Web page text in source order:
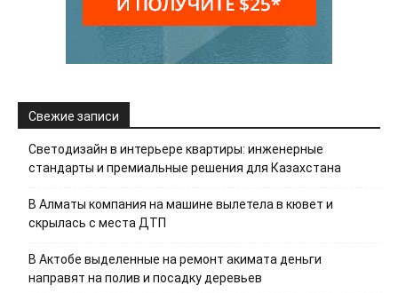
Свежие записи
Светодизайн в интерьере квартиры: инженерные
стандарты и премиальные решения для Казахстана
В Алматы компания на машине вылетела в кювет и
скрылась с места ДТП
В Актобе выделенные на ремонт акимата деньги
направят на полив и посадку деревьев